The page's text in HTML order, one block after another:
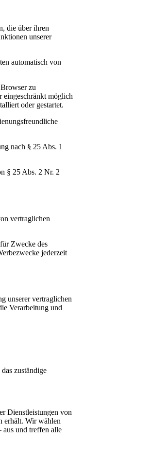
die über ihren
unserer
automatisch von
zu
eingeschränkt möglich
oder gestartet.
nach § 25 Abs. 1
§ 25 Abs. 2 Nr. 2
vertraglichen
Zwecke des
jederzeit
unserer vertraglichen
Verarbeitung und
zuständige
Dienstleistungen von
erhält. Wir wählen
aus und treffen alle